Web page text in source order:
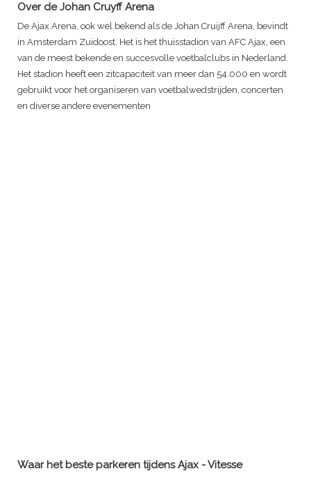
Over de Johan Cruyff Arena
De Ajax Arena, ook wel bekend als de Johan Cruijff Arena, bevindt
in Amsterdam Zuidoost. Het is het thuisstadion van AFC Ajax, een
van de meest bekende en succesvolle voetbalclubs in Nederland.
Het stadion heeft een zitcapaciteit van meer dan 54.000 en wordt
gebruikt voor het organiseren van voetbalwedstrijden, concerten
en diverse andere evenementen
Waar het beste parkeren tijdens Ajax - Vitesse